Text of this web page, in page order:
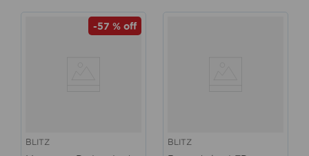
-57 % off
BLITZ BLITZ